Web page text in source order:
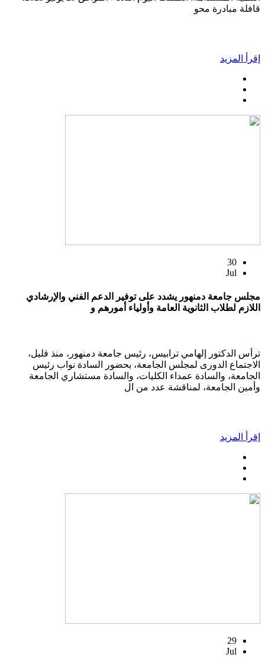
قافلة مبادرة محو
إقرأ المزيد
30
Jul
مجلس جامعة دمنهور يشدد على توفير الدعم الفني والإرشادي
اللازم لطلاب الثانوية العامة وأولياء أمورهم و
ترأس الدكتور إلهامي ترابيس، رئيس جامعة دمنهور، منذ قليل،
الاجتماع الدورى لمجلس الجامعة، بحضور السادة نواب رئيس
الجامعة، والسادة عمداء الكليات، والسادة مستشاري الجامعة
وأمين الجامعة، لمناقشة عدد من ال
إقرأ المزيد
29
Jul